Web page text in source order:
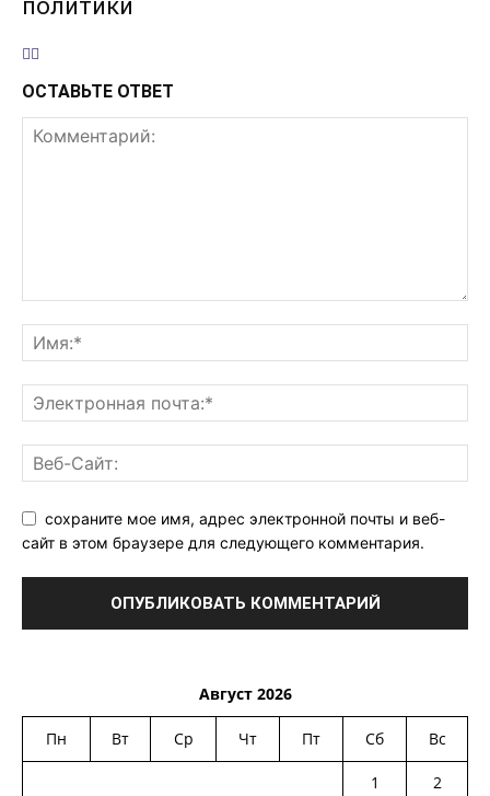
политики
ОСТАВЬТЕ ОТВЕТ
сохраните мое имя, адрес электронной почты и веб-
сайт в этом браузере для следующего комментария.
Август 2026
Пн Вт Ср Чт Пт Сб Вс
1
2